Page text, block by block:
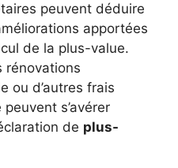
peuvent déduire
apportées
de la plus-value.
rénovations
ou d’autres frais
s’avérer
de plus-